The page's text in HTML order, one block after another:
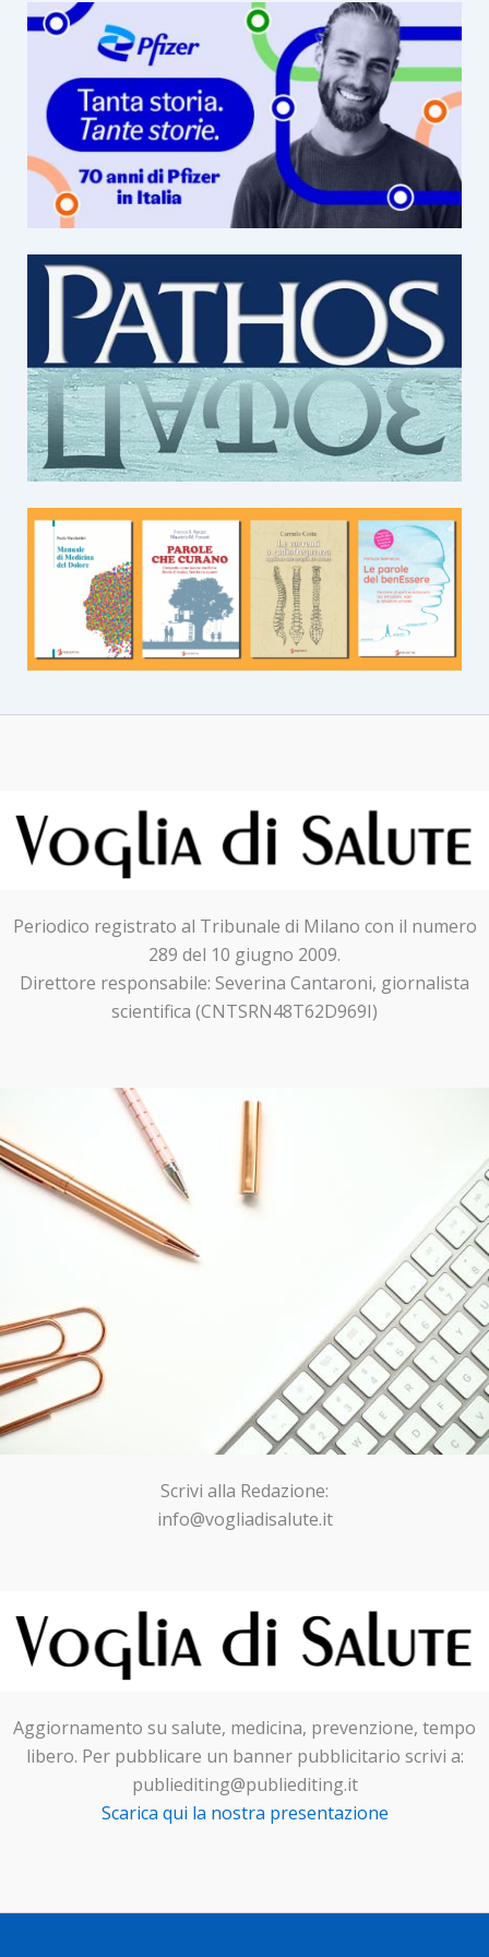
Periodico registrato al Tribunale di Milano con il numero
289 del 10 giugno 2009.
Direttore responsabile: Severina Cantaroni, giornalista
scientifica (CNTSRN48T62D969I)
Scrivi alla Redazione:
info@vogliadisalute.it
Aggiornamento su salute, medicina, prevenzione, tempo
libero. Per pubblicare un banner pubblicitario scrivi a:
publiediting@publiediting.it
Scarica qui la nostra presentazione